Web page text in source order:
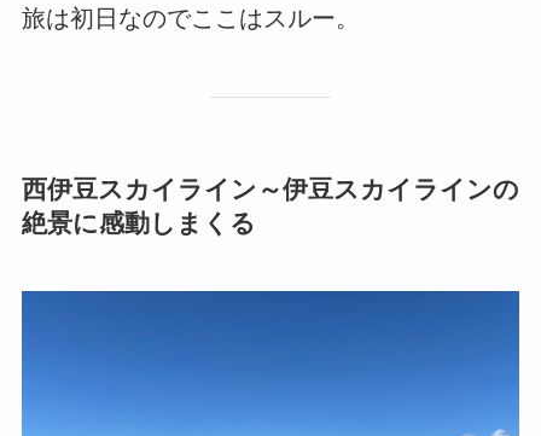
旅は初日なのでここはスルー。
西伊豆スカイライン～伊豆スカイラインの
絶景に感動しまくる